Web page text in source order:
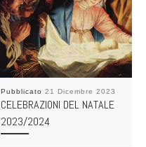
Pubblicato 21 Dicembre 2023
CELEBRAZIONI DEL NATALE
2023/2024